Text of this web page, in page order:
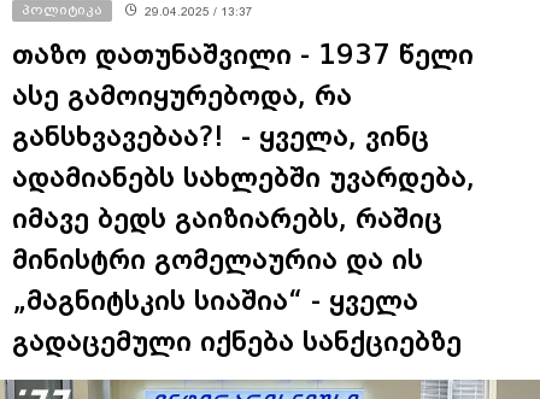
პოლიტიკა 29.04.2025 / 13:37
თაზო დათუნაშვილი - 1937 წელი
ასე გამოიყურებოდა, რა
განსხვავებაა?! - ყველა, ვინც
ადამიანებს სახლებში უვარდება,
იმავე ბედს გაიზიარებს, რაშიც
მინისტრი გომელაურია და ის
„მაგნიტსკის სიაშია“ - ყველა
გადაცემული იქნება სანქციებზე